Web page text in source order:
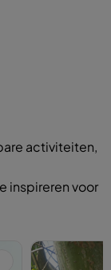
activiteiten,
inspireren voor